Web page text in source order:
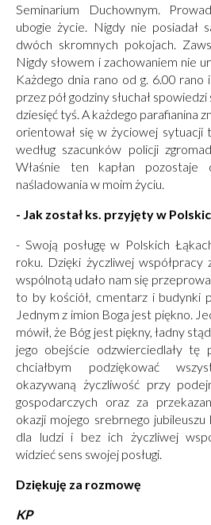
Seminarium Duchownym.
ubogie życie. Nigdy nie posiadał
dwóch skromnych pokojach.
Nigdy słowem i zachowaniem nie
Każdego dnia rano od g. 6.00
przez pół godziny słuchał
dziesięć tyś. A każdego parafianina
orientował się w życiowej sytuacji
według szacunków policji
Właśnie ten kapłan
naśladowania w moim życiu.
- Jak został ks. przyjęty w
- Swoją posługę w Polskich
roku. Dzięki życzliwej współpracy
wspólnotą udało nam się
to by kościół, cmentarz i budynki
Jednym z imion Boga jest piękno.
mówił, że Bóg jest piękny, ładny
jego obejście odzwierciedlały tę
chciałbym podziękować
okazywaną życzliwość przy
gospodarczych oraz za
okazji mojego srebrnego
dla ludzi i bez ich życzliwej
widzieć sens swojej posługi.
Dziękuję za rozmowę
KP